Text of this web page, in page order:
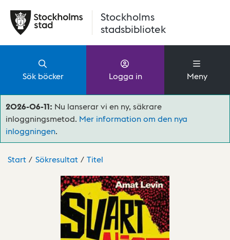
Stockholms
stadsbibliotek
Sök böcker Logga in Meny
2026-06-11: Nu lanserar vi en ny, säkrare
inloggningsmetod. Mer information om den nya
inloggningen.
Start Sökresultat Titel